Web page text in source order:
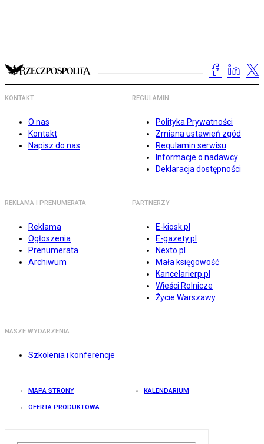
KONTAKT
O nas
Kontakt
Napisz do nas
REGULAMIN
Polityka Prywatności
Zmiana ustawień zgód
Regulamin serwisu
Informacje o nadawcy
Deklaracja dostępności
REKLAMA I PRENUMERATA
Reklama
Ogłoszenia
Prenumerata
Archiwum
PARTNERZY
E-kiosk.pl
E-gazety.pl
Nexto.pl
Mała księgowość
Kancelarierp.pl
Wieści Rolnicze
Życie Warszawy
NASZE WYDARZENIA
Szkolenia i konferencje
MAPA STRONY KALENDARIUM
OFERTA PRODUKTOWA